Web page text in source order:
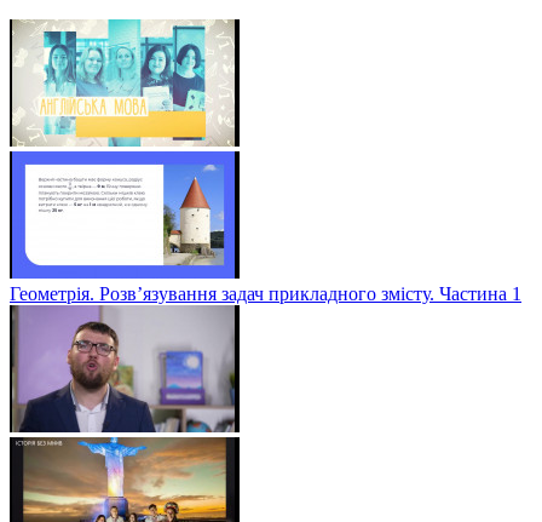
Геометрія. Розв’язування задач прикладного змісту. Частина 1